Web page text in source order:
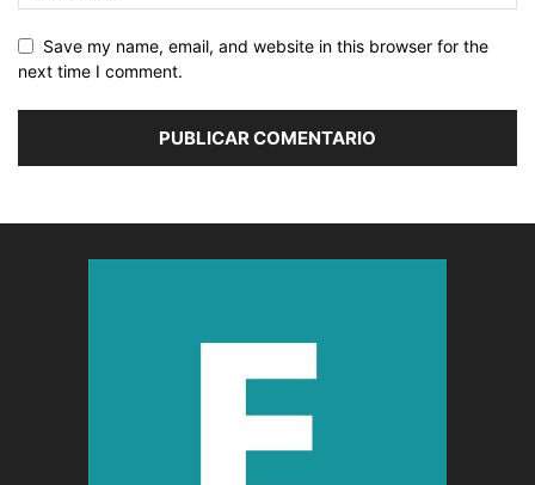
Save my name, email, and website in this browser for the
next time I comment.